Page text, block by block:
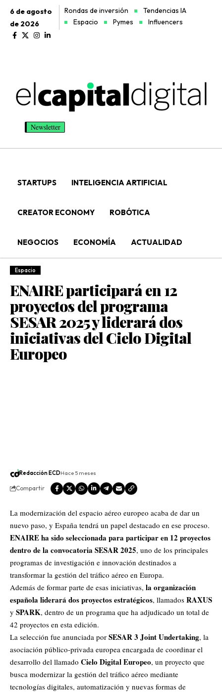
6 de agosto
de 2026
Rondas de inversión
Tendencias IA
Espacio
Pymes Influencers
Newsletter
STARTUPS INTELIGENCIA ARTIFICIAL
CREATOR ECONOMY ROBÓTICA
NEGOCIOS ECONOMÍA ACTUALIDAD
Espacio
ENAIRE participará en 12
proyectos del programa
SESAR 2025 y liderará dos
iniciativas del Cielo Digital
Europeo
Redacción ECDHace 5 meses
Compartir
La modernización del espacio aéreo europeo acaba de dar un
nuevo paso, y España tendrá un papel destacado en ese proceso.
ENAIRE ha sido seleccionada para participar en 12 proyectos
dentro de la convocatoria SESAR 2025, uno de los principales
programas de investigación e innovación destinados a
transformar la gestión del tráfico aéreo en Europa.
Además de formar parte de esas iniciativas, la organización
española liderará dos proyectos estratégicos, llamados RAXUS
y SPARK, dentro de un programa que ha adjudicado un total de
42 proyectos en esta edición.
La selección fue anunciada por SESAR 3 Joint Undertaking, la
asociación público-privada europea encargada de coordinar el
desarrollo del llamado Cielo Digital Europeo, un proyecto que
busca modernizar la gestión del tráfico aéreo mediante
tecnologías digitales, automatización y nuevas formas de